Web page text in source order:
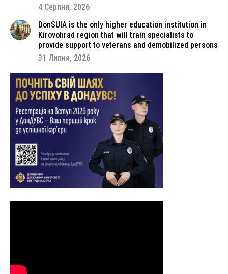
4 Серпня, 2026
DonSUIA is the only higher education institution in
Kirovohrad region that will train specialists to
provide support to veterans and demobilized persons
31 Липня, 2026